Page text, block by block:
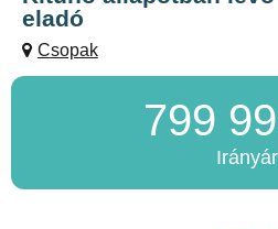
eladó
Csopak
799
Irányár